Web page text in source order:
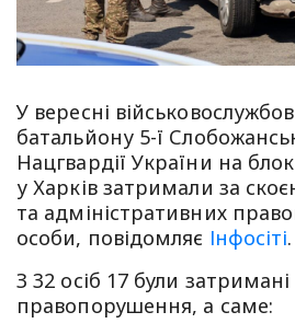
У вересні
батальйону 5-ї
Нацгвардії України на
у Харків затримали за
та адміністративних
особи, повідомляє Інфосіті.
З 32 осіб 17 були
правопорушення, а саме: